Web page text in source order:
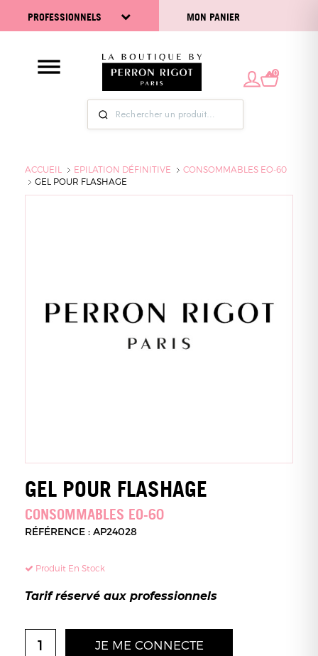
PROFESSIONNELS MON PANIER
0
ACCUEIL EPILATION DÉFINITIVE
CONSOMMABLES EO-60
GEL POUR FLASHAGE
GEL POUR FLASHAGE
CONSOMMABLES EO-60
RÉFÉRENCE : AP24028
Produit En Stock
Tarif réservé aux professionnels
JE ME CONNECTE